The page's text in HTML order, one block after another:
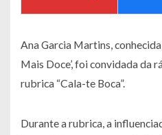
Ana Garcia Martins,
Mais Doce’, foi convidada da
rubrica “Cala-te Boca”.
Durante a rubrica, a